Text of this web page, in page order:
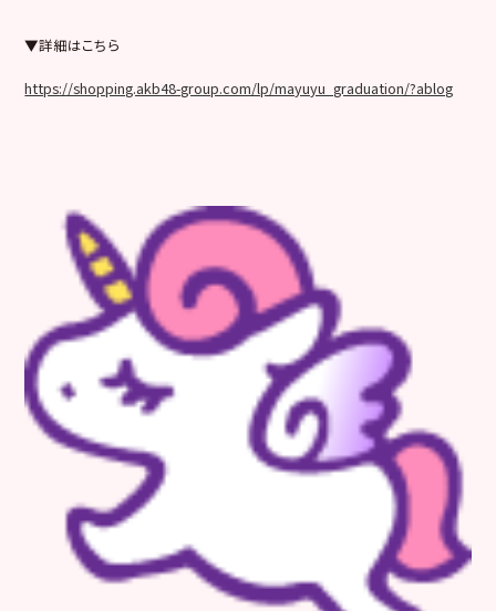
▼詳細はこちら
https://shopping.akb48-group.com/lp/mayuyu_graduation/?ablog